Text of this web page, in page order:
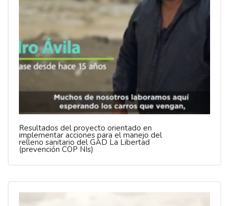
Resultados del proyecto orientado en
implementar acciones para el manejo del
relleno sanitario del GAD La Libertad
(prevención COP NIs)